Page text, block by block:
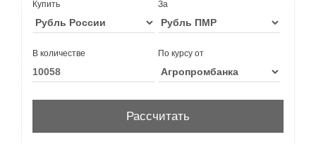
Купить За
В количестве По курсу от